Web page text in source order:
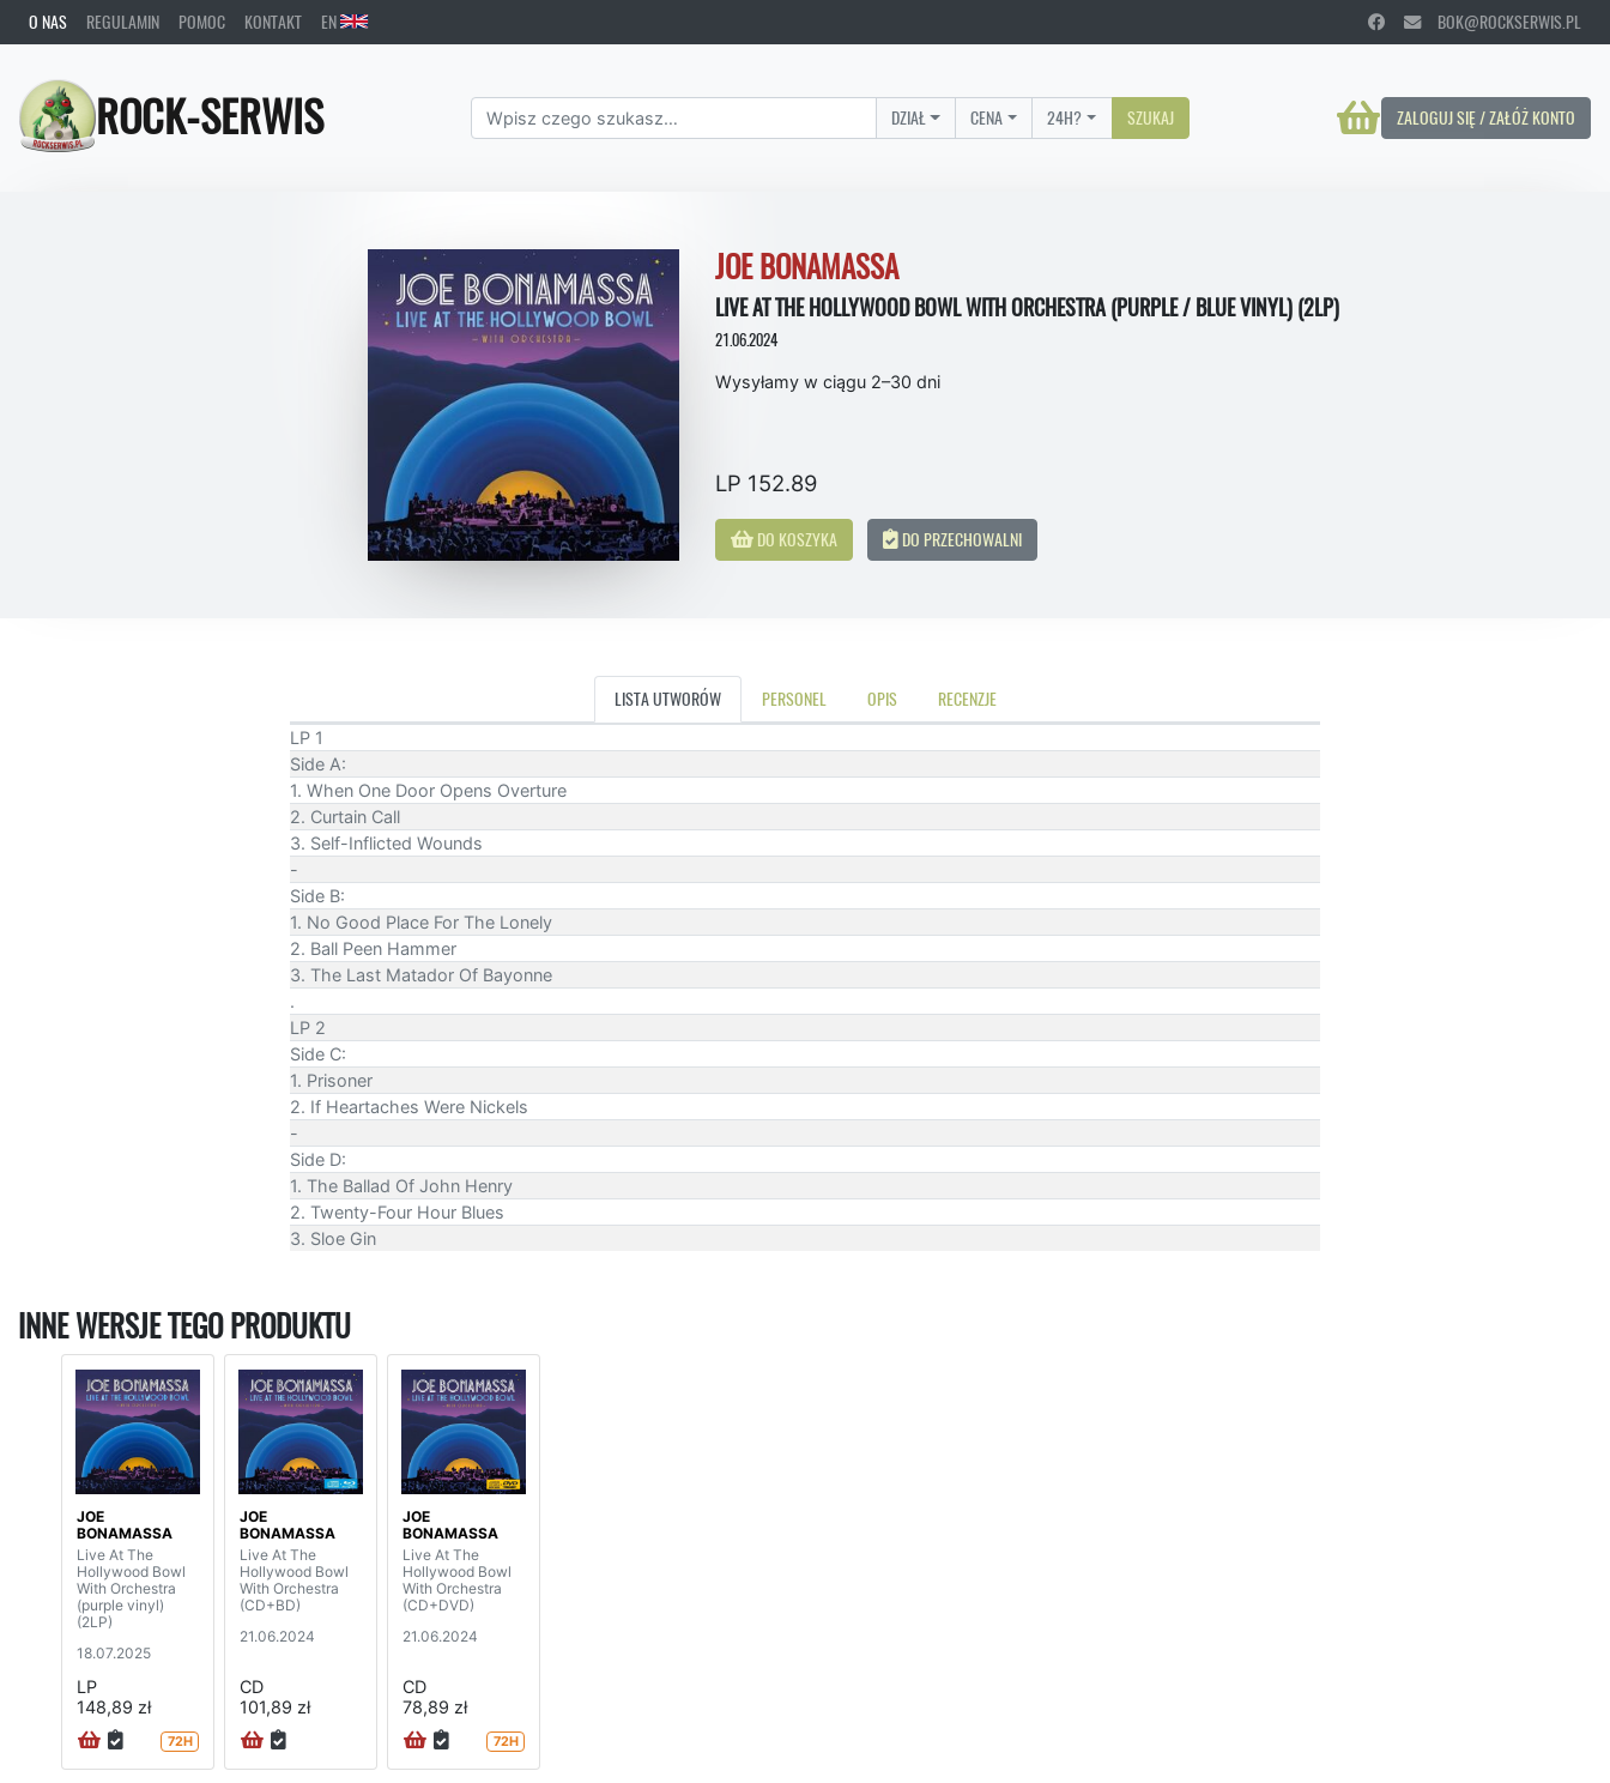
O NAS REGULAMIN POMOC KONTAKT EN BOK@ROCKSERWIS.PL
ROCK-SERWIS ZALOGUJ SIĘ / ZAŁÓŻ KONTO
DZIAŁ CENA 24H? SZUKAJ
JOE BONAMASSA
LIVE AT THE HOLLYWOOD BOWL WITH ORCHESTRA (PURPLE / BLUE VINYL) (2LP)
21.06.2024
Wysyłamy w ciągu 2–30 dni
LP 152.89
DO KOSZYKA DO PRZECHOWALNI
LISTA UTWORÓW PERSONEL OPIS RECENZJE
LP 1
Side A:
1. When One Door Opens Overture
2. Curtain Call
3. Self-Inflicted Wounds
-
Side B:
1. No Good Place For The Lonely
2. Ball Peen Hammer
3. The Last Matador Of Bayonne
.
LP 2
Side C:
1. Prisoner
2. If Heartaches Were Nickels
-
Side D:
1. The Ballad Of John Henry
2. Twenty-Four Hour Blues
3. Sloe Gin
INNE WERSJE TEGO PRODUKTU
JOE
BONAMASSA
Live At The
Hollywood Bowl
With Orchestra
(purple vinyl)
(2LP)
18.07.2025
LP
148,89 zł
72H
JOE
BONAMASSA
Live At The
Hollywood Bowl
With Orchestra
(CD+BD)
21.06.2024
CD
101,89 zł
JOE
BONAMASSA
Live At The
Hollywood Bowl
With Orchestra
(CD+DVD)
21.06.2024
CD
78,89 zł
72H